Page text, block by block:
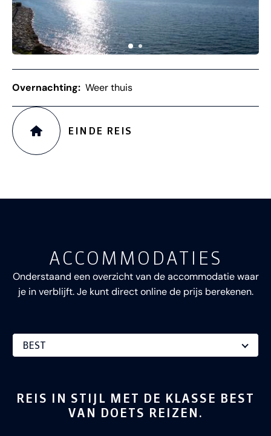
Overnachting: Weer thuis
EINDE REIS
ACCOMMODATIES
Onderstaand een overzicht van de accommodatie waar
je in verblijft. Je kunt direct online de prijs berekenen.
REIS IN STIJL MET DE KLASSE BEST
VAN DOETS REIZEN .